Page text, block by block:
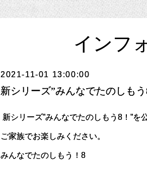
インフ
2021-11-01 13:00:00
新シリーズ”みんなでたのしもう
新シリーズ”みんなでたのしもう8！”
ご家族でお楽しみください。
みんなでたのしもう！8